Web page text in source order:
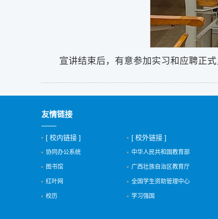
宣讲结束后，有意参加实习和应聘正
友情链接
[ 校内链接 ]
协同办公系统
图书馆
红叶网
校历
[ 校外链接 ]
中华人民共和国教育部
广西壮族自治区教育厅
全国学生资助管理中心
学习强国